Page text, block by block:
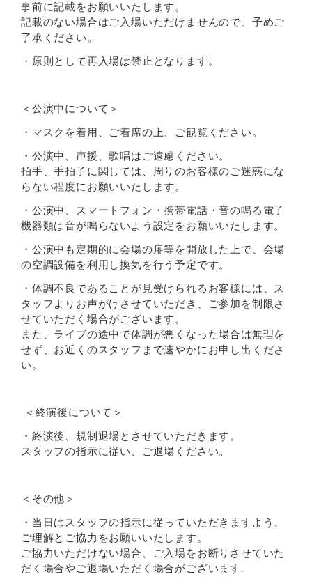
事前に記載をお願いいたします。
記載のない場合はご入場いただけませんので、予めご
了承ください。
・原則として再入場は禁止となります。
＜公演中について＞
・マスクを着用、ご着席の上、ご観覧ください。
・公演中、声援、歌唱はご遠慮ください。
拍手、手拍子に関しては、周りのお客様のご迷惑にな
らない程度にお願いいたします。
・公演中、スマートフォン・携帯電話・音の鳴る電子
機器類は音が鳴らないよう設定をお願いいたします。
・公演中も定期的に会場の扉等を開放した上で、会場
の空調設備を利用し換気を行う予定です。
・体調不良であることが見受けられるお客様には、ス
タッフよりお声がけさせていただき、ご参加を制限さ
せていただく場合がございます。
また、ライブの途中で体調が悪くなった場合は無理を
せず、お近くのスタッフまで速やかにお申し出くださ
い。
＜終演後について＞
・終演後、規制退場とさせていただきます。
スタッフの指示に従い、ご退場ください。
＜その他＞
・当日はスタッフの指示に従っていただきますよう、
ご理解とご協力をお願いいたします。
ご協力いただけない場合、ご入場をお断りさせていた
だく場合やご退場いただく場合がございます。